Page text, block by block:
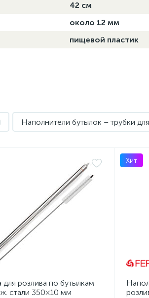
42 см
около 12 мм
пищевой пластик
Наполнители бутылок – трубки
для розлива по бутылкам
стали 350×10 мм
Хит